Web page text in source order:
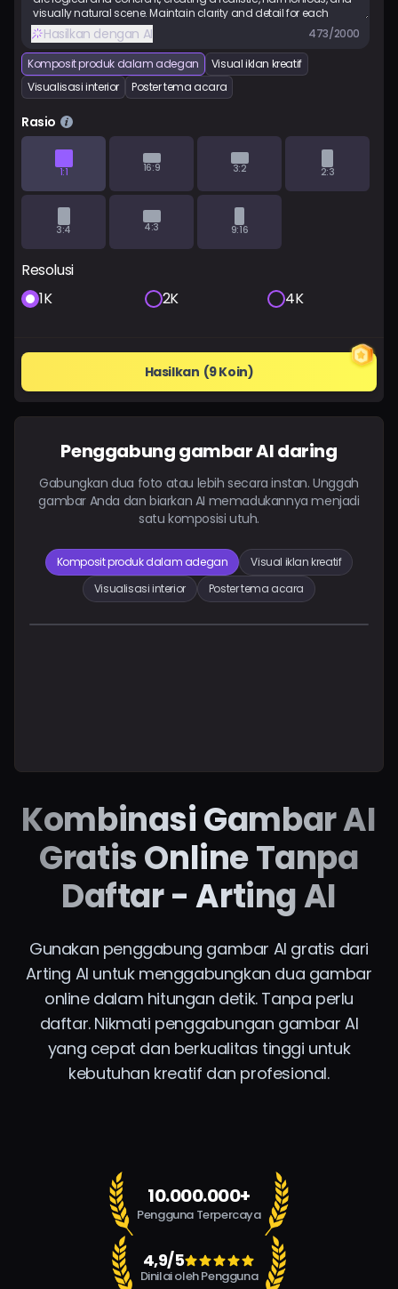
Harga
Masuk
Hasilkan dengan AI
473/2000
Komposit produk dalam adegan
Visual iklan kreatif
Visualisasi interior
Poster tema acara
Rasio
1:1 16:9 3:2 2:3
3:4 4:3 9:16
Resolusi
1K
2K 4K
Hasilkan (9 Koin)
Penggabung gambar AI daring
Gabungkan dua foto atau lebih secara instan. Unggah
gambar Anda dan biarkan AI memadukannya menjadi
satu komposisi utuh.
Komposit produk dalam adegan
Visual iklan kreatif
Visualisasi interior
Poster tema acara
Kombinasi Gambar AI
Gratis Online Tanpa
Daftar - Arting AI
Gunakan penggabung gambar AI gratis dari
Arting AI untuk menggabungkan dua gambar
online dalam hitungan detik. Tanpa perlu
daftar. Nikmati penggabungan gambar AI
yang cepat dan berkualitas tinggi untuk
kebutuhan kreatif dan profesional.
10.000.000+
Pengguna Terpercaya
4,9/5
Dinilai oleh Pengguna